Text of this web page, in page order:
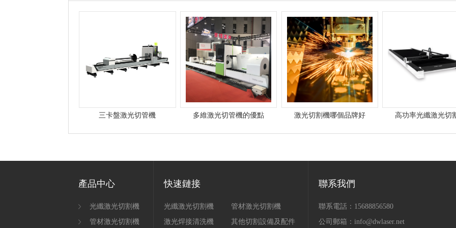
三卡盤激光切管機 多維激光切管機的優點 激光切割機哪個品牌好 高功率光纖激光切
產品中心
光纖激光切割機
管材激光切割機
快速鏈接
光纖激光切割機
管材激光切割機
激光焊接清洗機
其他切割設備及配件
聯系我們
聯系電話： 15688856580
公司郵箱：info@dwlaser.net